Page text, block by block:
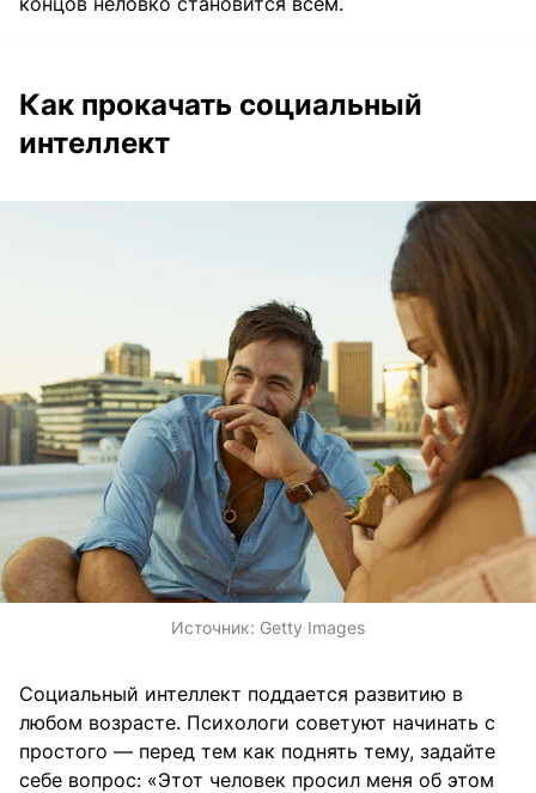
Как прокачать социальный
интеллект
Источник: Getty Images
Социальный интеллект поддается развитию в
любом возрасте. Психологи советуют начинать с
простого — перед тем как поднять тему, задайте
себе вопрос: «Этот человек просил меня об этом